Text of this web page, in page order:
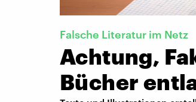
Falsche Literatur im Netz
Achtung,
Bücher